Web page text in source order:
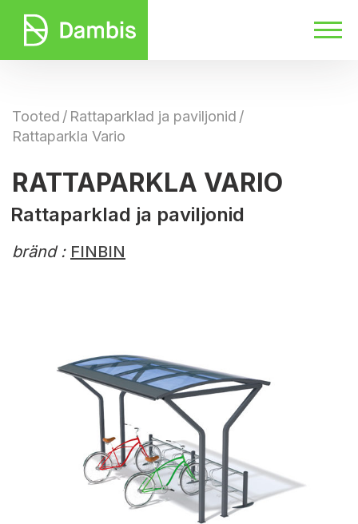
Tooted / Rattaparklad ja paviljonid /
Rattaparkla Vario
RATTAPARKLA VARIO
Rattaparklad ja paviljonid
bränd : FINBIN